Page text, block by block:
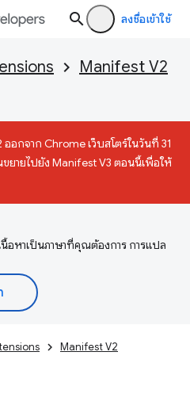
ลงชื่อเข้าใช้
Manifest V2
อกจาก Chrome เว็บสโตร์ในวันที่ 31
ยายไปยัง Manifest V3 ตอนนี้เพื่อให้
อหาเป็นภาษาที่คุณต้องการ การแปล
Manifest V2